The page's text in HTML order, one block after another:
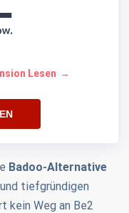
Lesen
Badoo-Alternative
tiefgründigen
kein Weg an Be2